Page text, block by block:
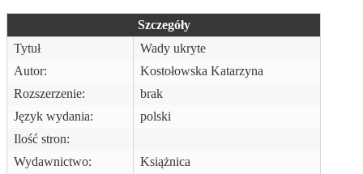
Szczegóły
Tytuł
Wady ukryte
Autor:
Kostołowska Katarzyna
Rozszerzenie:
brak
Język wydania:
polski
Ilość stron:
Wydawnictwo:
Książnica